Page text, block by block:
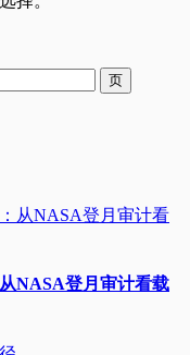
NASA登月审计看载